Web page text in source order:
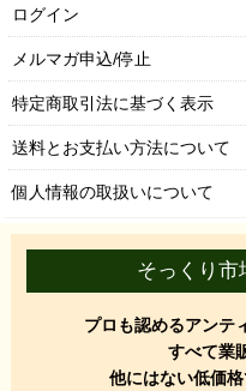
ログイン
メルマガ申込/停止
特定商取引法に基づく表示
送料とお支払い方法について
個人情報の取扱いについて
そっくり市
プロも認めるアンテ
すべて業
他にはない低価